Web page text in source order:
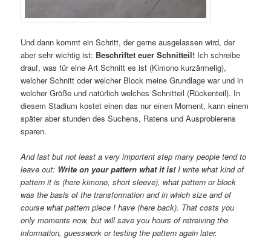
Und dann kommt ein Schritt, der gerne ausgelassen wird, der
aber sehr wichtig ist: Beschriftet euer Schnitteil! Ich schreibe
drauf, was für eine Art Schnitt es ist (Kimono kurzärmelig),
welcher Schnitt oder welcher Block meine Grundlage war und in
welcher Größe und natürlich welches Schnitteil (Rückenteil). In
diesem Stadium kostet einen das nur einen Moment, kann einem
später aber stunden des Suchens, Ratens und Ausprobierens
sparen.
And last but not least a very importent step many people tend to
leave out: Write on your pattern what it is!I write what kind of
pattern it is (here kimono, short sleeve), what pattern or block
was the basis of the transformation and in which size and of
course what pattern piece I have (here back). That costs you
only moments now, but will save you hours of retreiving the
information, guesswork or testing the pattern again later.